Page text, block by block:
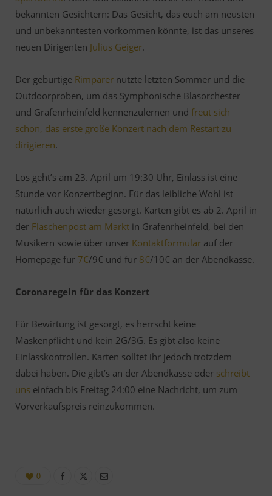
bekannten Gesichtern: Das Gesicht, das euch am neusten
und unbekanntesten vorkommen könnte, ist das unseres
neuen Dirigenten Julius Geiger.
Der gebürtige Rimparer nutzte letzten Sommer und die
Outdoorproben, um das Symphonische Blasorchester
und Grafenrheinfeld kennenzulernen und freut sich
schon, das erste große Konzert nach dem Restart zu
dirigieren.
Los geht’s am 23. April um 19:30 Uhr, Einlass ist eine
Stunde vor Konzertbeginn. Für das leibliche Wohl ist
natürlich auch wieder gesorgt. Karten gibt es ab 2. April in
der Flaschenpost am Markt in Grafenrheinfeld, bei den
Musikern sowie über unser Kontaktformular auf der
Homepage für 7€/9€ und für 8€/10€ an der Abendkasse.
Coronaregeln für das Konzert
Für Bewirtung ist gesorgt, es herrscht keine
Maskenpflicht und kein 2G/3G. Es gibt also keine
Einlasskontrollen. Karten solltet ihr jedoch trotzdem
dabei haben. Die gibt’s an der Abendkasse oder schreibt
uns einfach bis Freitag 24:00 eine Nachricht, um zum
Vorverkaufspreis reinzukommen.
0